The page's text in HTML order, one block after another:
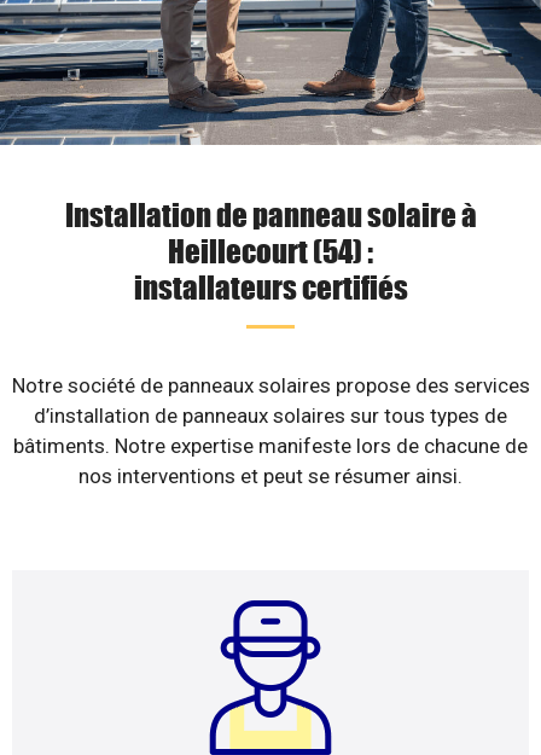
Installation de panneau solaire à
Heillecourt (54) :
installateurs certifiés
Notre société de panneaux solaires propose des services
d’installation de panneaux solaires sur tous types de
bâtiments. Notre expertise manifeste lors de chacune de
nos interventions et peut se résumer ainsi.